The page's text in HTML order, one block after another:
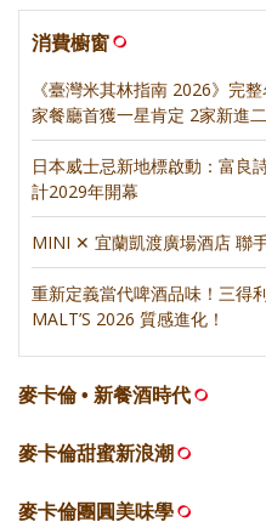
消費櫥窗
《臺灣米其林指南 2026》完
家餐廳首獲一星肯定 2家新進
日本威士忌新地標啟動：富良
計2029年開幕
MINI ✕ 宜蘭凱渡廣場酒店 聯
重新定義當代啤酒品味！三得
MALT’S 2026 質感進化！
麥卡倫 • 新餐酒時代
麥卡倫甜蜜新浪潮
麥卡倫團圓美味學